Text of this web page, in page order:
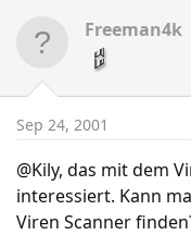
Freeman4k
Sep 24, 2001
@Kily, das mit dem
interessiert. Kann
Viren Scanner